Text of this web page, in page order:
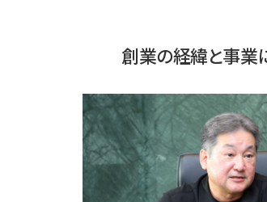
創業の経緯と事業